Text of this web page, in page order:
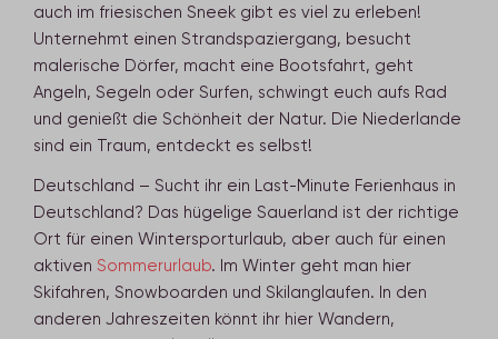
auch im friesischen Sneek gibt es viel zu erleben!
Unternehmt einen Strandspaziergang, besucht
malerische Dörfer, macht eine Bootsfahrt, geht
Angeln, Segeln oder Surfen, schwingt euch aufs Rad
und genießt die Schönheit der Natur. Die Niederlande
sind ein Traum, entdeckt es selbst!
Deutschland – Sucht ihr ein Last-Minute Ferienhaus in
Deutschland? Das hügelige Sauerland ist der richtige
Ort für einen Wintersporturlaub, aber auch für einen
aktivenSommerurlaub. Im Winter geht man hier
Skifahren, Snowboarden und Skilanglaufen. In den
anderen Jahreszeiten könnt ihr hier Wandern,